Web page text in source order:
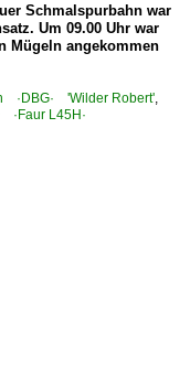
sächs. VI K
IK Nr 1-54
Schmalspurbahn war
Um 09.00 Uhr war
Mügeln angekommen
·DBG· 'Wilder Robert',
·Faur L45H·